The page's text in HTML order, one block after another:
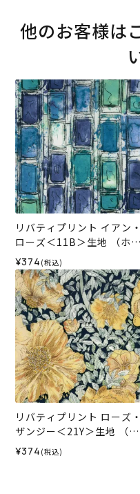
他のお客様は
リバティプリント イアン・
ローズ＜11B＞生地 （ホビ
ーラホビーレオリジナル）2
026SS
¥374 (税込)
リバティプリント ローズ・
ザンジー＜21Y＞生地 （ホ
ビーラホビーレオリジナ
ル）2026SS
¥374 (税込)